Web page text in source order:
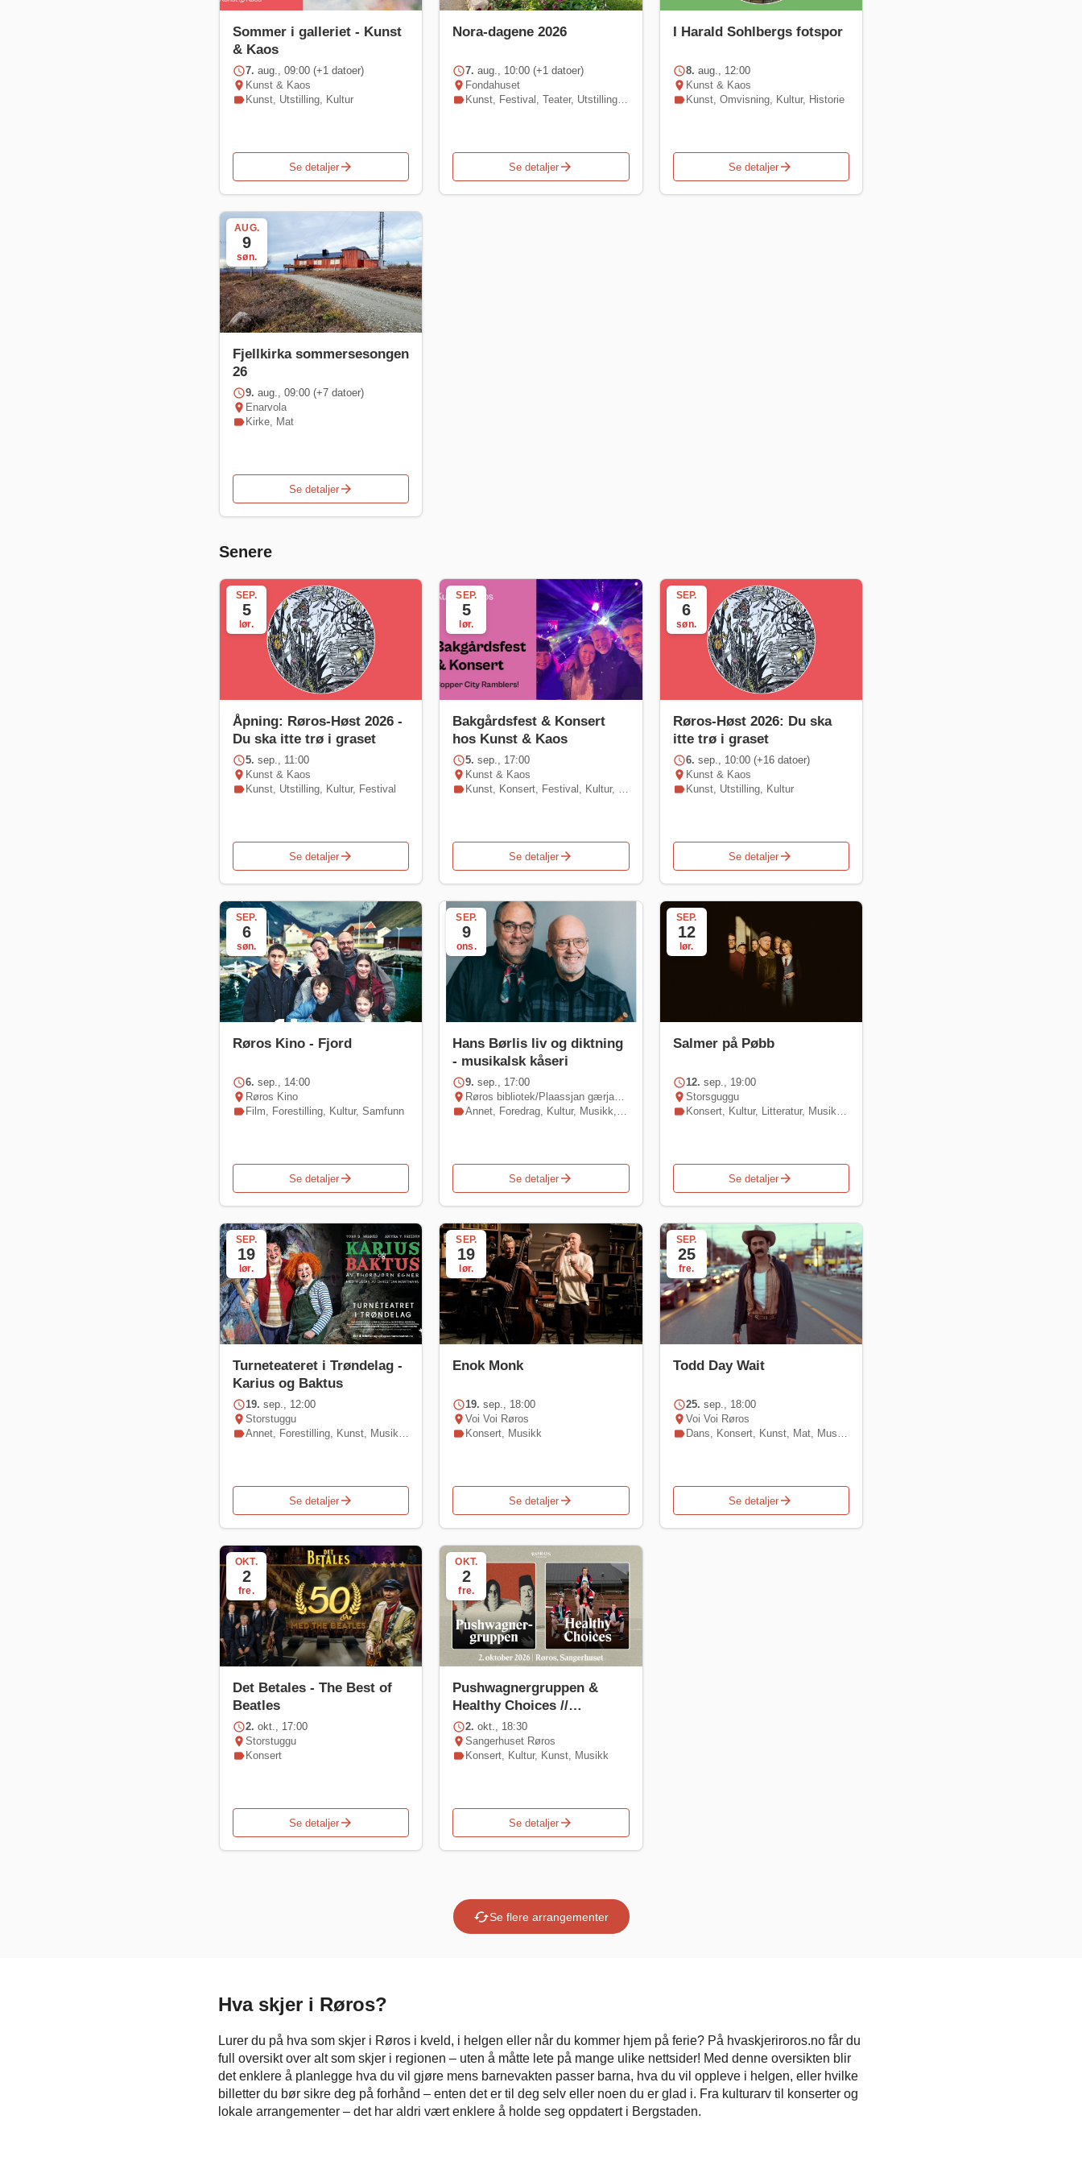
Sommer i galleriet - Kunst
& Kaos
schedule7. aug., 09:00 (+1 datoer)
location_on Kunst & Kaos
label Kunst, Utstilling, Kultur
Se detaljerarrow_forward
Nora-dagene 2026
schedule7. aug., 10:00 (+1 datoer)
location_on Fondahuset
label Kunst, Festival ,Teater, Utstilling, Samtale
Se detaljerarrow_forward
I Harald Sohlbergs fotspor
schedule8. aug., 12:00
location_on Kunst & Kaos
label Kunst, Omvisning, Kultur, Historie
Se detaljer arrow_forward
AUG.
9
søn.
Fjellkirka sommersesongen
26
schedule9. aug., 09:00 (+7 datoer)
location_on Enarvola
label Kirke, Mat
Se detaljerarrow_forward
Senere
SEP.
5
lør.
Åpning: Røros-Høst 2026 -
Du ska itte trø i graset
schedule5. sep., 11:00
location_on Kunst & Kaos
label Kunst, Utstilling, Kultur, Festival
Se detaljerarrow_forward
SEP.
5
lør.
Bakgårdsfest & Konsert
hos Kunst & Kaos
schedule5. sep., 17:00
location_on Kunst & Kaos
label Kunst, Konsert, Festival , Kultur, Utstilling
Se detaljerarrow_forward
SEP.
6
søn.
Røros-Høst 2026: Du ska
itte trø i graset
schedule6. sep., 10:00 (+16 datoer)
location_on Kunst & Kaos
label Kunst, Utstilling, Kultur
Se detaljer arrow_forward
SEP.
6
søn.
Røros Kino - Fjord
schedule6. sep., 14:00
location_on Røros Kino
label Film, Forestilling, Kultur, Samfunn
Se detaljerarrow_forward
SEP.
9
ons.
Hans Børlis liv og diktning
- musikalsk kåseri
schedule9. sep., 17:00
location_on Røros bibliotek/Plaassjan gærjagåetie
labelAnnet, Foredrag, Kultur, Musikk, Konsert
Se detaljerarrow_forward
SEP.
12
lør.
Salmer på Pøbb
schedule12. sep., 19:00
location_on Storsguggu
label Konsert, Kultur, Litteratur, Musikk ,
Se detaljer arrow_forward
SEP.
19
lør.
Turneteateret i Trøndelag -
Karius og Baktus
schedule19. sep., 12:00
location_on Storstuggu
labelAnnet, Forestilling, Kunst, Musikk ,
Se detaljerarrow_forward
SEP.
19
lør.
Enok Monk
schedule19. sep., 18:00
location_onVoi Voi Røros
label Konsert, Musikk
Se detaljerarrow_forward
SEP.
25
fre.
Todd Day Wait
schedule25. sep., 18:00
location_on Voi Voi Røros
label Dans, Konsert, Kunst, Mat, Musikk
Se detaljer arrow_forward
OKT.
2
fre.
Det Betales - The Best of
Beatles
schedule2. okt., 17:00
location_on Storstuggu
label Konsert
Se detaljerarrow_forward
OKT.
2
fre.
Pushwagnergruppen &
Healthy Choices //
Sangerhuset Røros
schedule2. okt., 18:30
location_onSangerhuset Røros
label Konsert, Kultur, Kunst, Musikk
Se detaljerarrow_forward
cachedSe flere arrangementer
Hva skjer i Røros?
Lurer du på hva som skjer i Røros i kveld, i helgen eller når du kommer hjem på ferie? På hvaskjeriroros.no får du
full oversikt over alt som skjer i regionen – uten å måtte lete på mange ulike nettsider! Med denne oversikten blir
det enklere å planlegge hva du vil gjøre mens barnevakten passer barna, hva du vil oppleve i helgen, eller hvilke
billetter du bør sikre deg på forhånd – enten det er til deg selv eller noen du er glad i. Fra kulturarv til konserter og
lokale arrangementer – det har aldri vært enklere å holde seg oppdatert i Bergstaden.